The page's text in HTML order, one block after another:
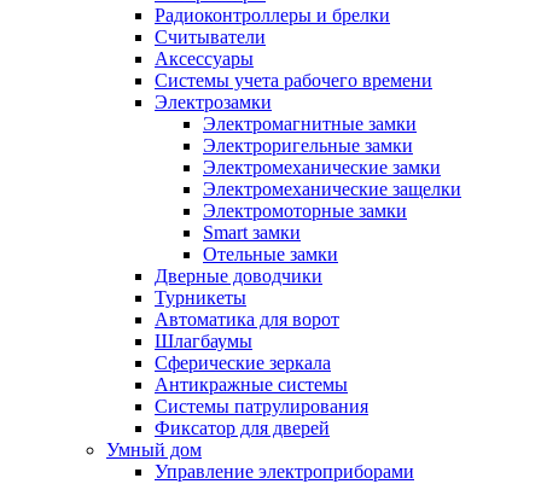
Радиоконтроллеры и брелки
Считыватели
Аксессуары
Системы учета рабочего времени
Электрозамки
Электромагнитные замки
Электроригельные замки
Электромеханические замки
Электромеханические защелки
Электромоторные замки
Smart замки
Отельные замки
Дверные доводчики
Турникеты
Автоматика для ворот
Шлагбаумы
Сферические зеркала
Антикражные системы
Системы патрулирования
Фиксатор для дверей
Умный дом
Управление электроприборами